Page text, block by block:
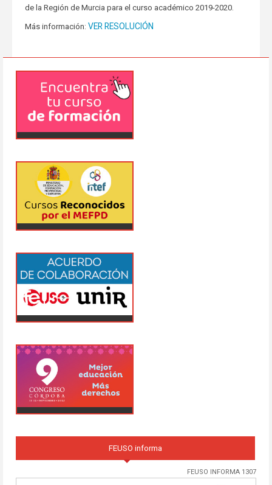
de la Región de Murcia para el curso académico 2019-2020.
Más información: VER RESOLUCIÓN
FEUSO informa
FEUSO INFORMA 1307